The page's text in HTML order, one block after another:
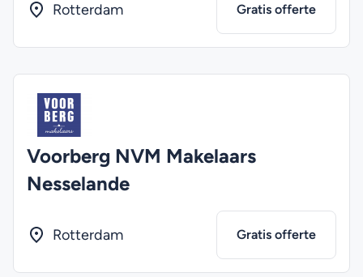
Rotterdam Gratis offerte
Voorberg NVM Makelaars
Nesselande
Rotterdam Gratis offerte